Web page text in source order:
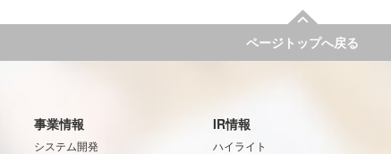
ページトップへ戻る
事業情報
システム開発
IR情報
ハイライト